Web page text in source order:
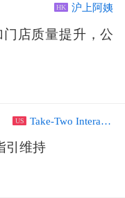
HK 沪上阿姨
店质量提升，公
US Take-Two Interactive Software Inc
引维持